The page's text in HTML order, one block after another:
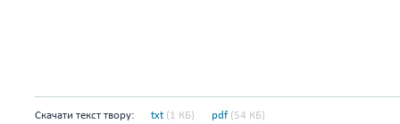
Скачати текст твору: txt (1 КБ) pdf (54 КБ)